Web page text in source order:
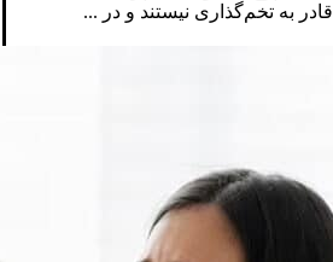
به تخم‌گذاری نیستند و در ...